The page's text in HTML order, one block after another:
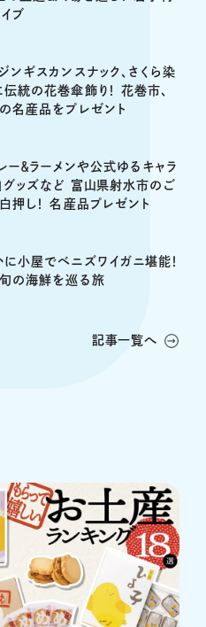
ブ
ンギスカンスナック、さくら染
統の花巻傘飾り！ 花巻市、
名産品をプレゼント
ー＆ラーメンや公式ゆるキャラ
グッズなど 富山県射水市のご
押し！ 名産品プレゼント
小屋でベニズワイガニ堪能！
の海鮮を巡る旅
記事一覧へ